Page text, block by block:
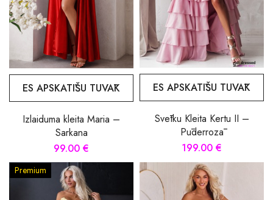
ES APSKATĪŠU TUVĀK
Izlaiduma kleita Maria –
Sarkana
99.00 €
ES APSKATĪŠU TUVĀK
Svētku Kleita Kertu II –
Pūderrozā
199.00 €
Premium